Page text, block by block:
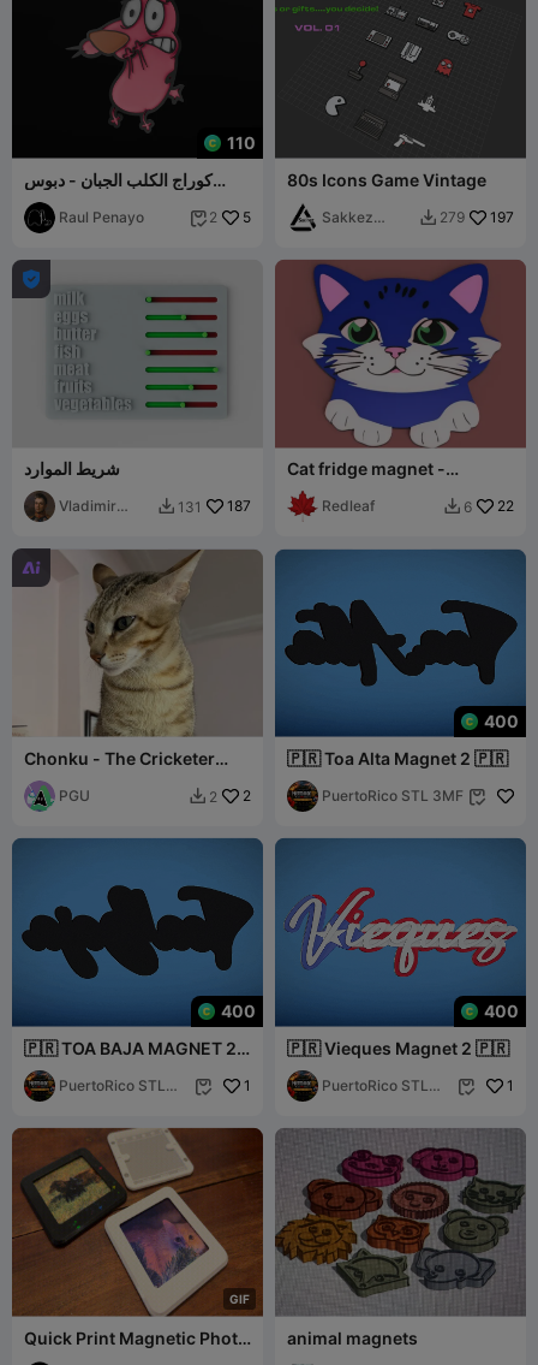
110
كوراج الكلب الجبان - دبوس
ممغنط
Raul Penayo  2 5
80s Icons Game Vintage
Sakkez
 279 197

شريط الموارد
Vladimir
 131 187
Cat fridge magnet -
multicolor
Redleaf  6 22

Chonku - The Cricketer
Warrior
PGU  2 2
400
🇵🇷 Toa Alta Magnet 2 🇵🇷
PuertoRico STL 3MF 
400
🇵🇷 TOA BAJA MAGNET 2
🇵🇷
PuertoRico STL
 1
400
🇵🇷 Vieques Magnet 2 🇵🇷
PuertoRico STL
 1
GIF
Quick Print Magnetic Photo
Frame - 3x3 - Kodak C300R
animal magnets